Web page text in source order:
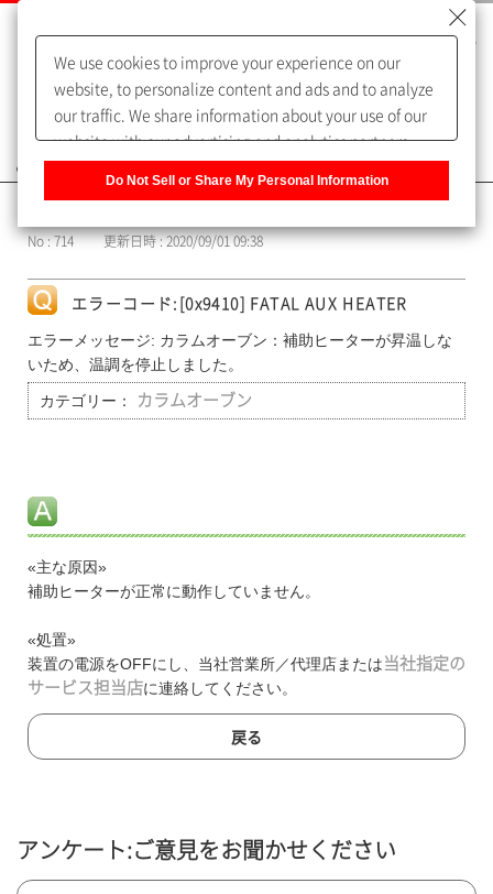
よくあるご質問（FAQ）
No : 714 更新日時 : 2020/09/01 09:38
エラーコード:[0x9410] FATAL AUX HEATER
エラーメッセージ: カラムオーブン：補助ヒーターが昇温しな
いため、温調を停止しました。
カテゴリー： カラムオーブン
«主な原因»
補助ヒーターが正常に動作していません。
«処置»
装置の電源をOFFにし、当社営業所／代理店または 当社指定の
サービス担当店に連絡してください。
戻る
アンケート:ご意見をお聞かせください
We use cookies to improve your experience on our
website, to personalize content and ads and to analyze
our traffic. We share information about your use of our
website with our advertising and analytics partners,
of our sharing information about you with our partners.
Information] to customize your cookie settings on our
Do Not Sell or Share My Personal Information